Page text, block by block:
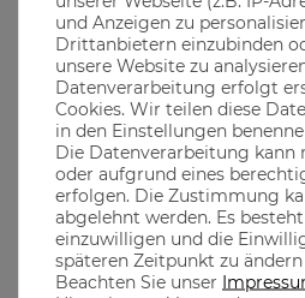
designed in München, dem
Motive für jeden echten Bayer,
neben der Tracht in seiner
Die Hopfendolde edel und
casual & traditional!
Material
Aus 100% Baumwolle gefertigt,
Tragekomfort garantiert
und Anzeigen zu
Drittanbietern einzubinden
unsere Website zu
Datenverarbeitung erfolgt
Cookies. Wir teilen diese
in den Einstellungen
Die Datenverarbeitung
oder aufgrund eines
erfolgen. Die Zustimmung
abgelehnt werden. Es
einzuwilligen und die
späteren Zeitpunkt zu
Beachten Sie unser